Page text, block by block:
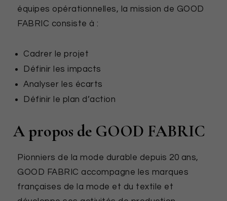
équipes opérationnelles, la mission de GOOD
FABRIC consiste à :
Cadrer le projet
Définir les impacts
Analyser les écarts
Définir le plan d’action
A propos de GOOD FABRIC
Pionniers de la mode durable depuis 20 ans,
GOOD FABRIC accompagne les marques
françaises de la mode et du textile et